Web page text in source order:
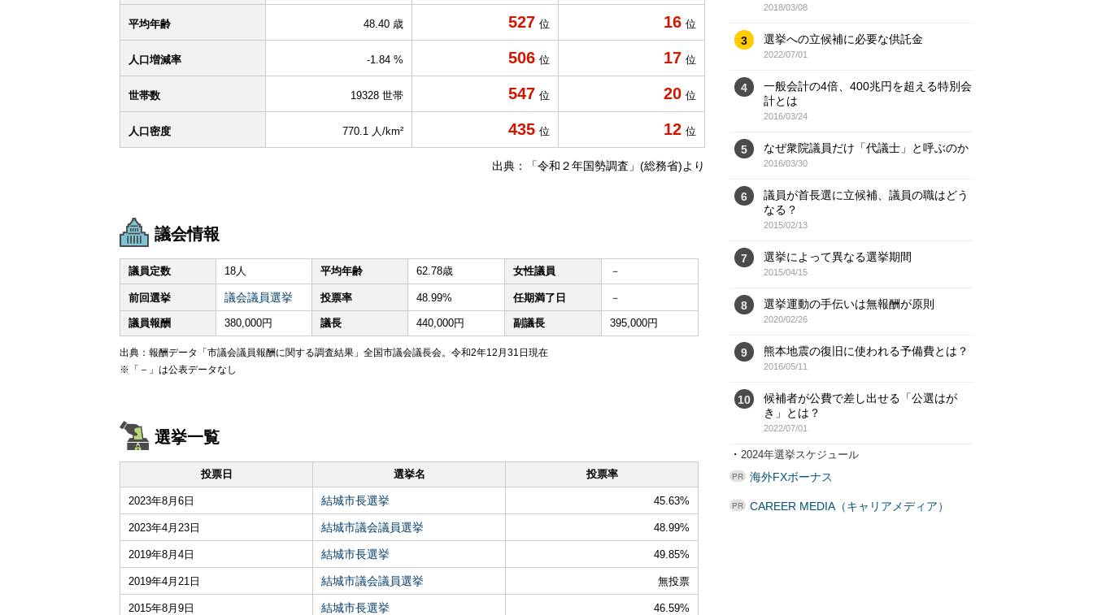
平均年齢 48.40 歳 527 位 16 位
人口増減率 -1.84 % 506 位 17 位
世帯数 19328 世帯 547 位 20 位
人口密度 770.1 人/km² 435 位 12 位
出典：「令和２年国勢調査」(総務省)より
議会情報
議員定数 18人 平均年齢 62.78歳 女性議員 －
前回選挙 議会議員選挙 投票率 48.99% 任期満了日 －
議員報酬 380,000円 議長 440,000円 副議長 395,000円
出典：報酬データ「市議会議員報酬に関する調査結果」全国市議会議長会。令和2年12月31日現在
※「－」は公表データなし
選挙一覧
投票日 選挙名 投票率
2023年8月6日 結城市長選挙 45.63%
2023年4月23日 結城市議会議員選挙 48.99%
2019年8月4日 結城市長選挙 49.85%
2019年4月21日 結城市議会議員選挙 無投票
2015年8月9日 結城市長選挙 46.59%
2018/03/08
3 選挙への立候補に必要な供託金
2022/07/01
4
一般会計の4倍、400兆円を超える特別会
計とは
2016/03/24
5 なぜ衆院議員だけ「代議士」と呼ぶのか
2016/03/30
6
議員が首長選に立候補、議員の職はどう
なる？
2015/02/13
7 選挙によって異なる選挙期間
2015/04/15
8 選挙運動の手伝いは無報酬が原則
2020/02/26
9 熊本地震の復旧に使われる予備費とは？
2016/05/11
10
候補者が公費で差し出せる「公選はが
き」とは？
2022/07/01
・ 2024年選挙スケジュール
海外FXボーナス
CAREER MEDIA（キャリアメディア）